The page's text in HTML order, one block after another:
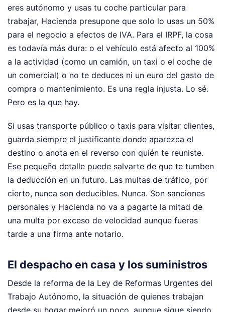
eres autónomo y usas tu coche particular para
trabajar, Hacienda presupone que solo lo usas un 50%
para el negocio a efectos de IVA. Para el IRPF, la cosa
es todavía más dura: o el vehículo está afecto al 100%
a la actividad (como un camión, un taxi o el coche de
un comercial) o no te deduces ni un euro del gasto de
compra o mantenimiento. Es una regla injusta. Lo sé.
Pero es la que hay.
Si usas transporte público o taxis para visitar clientes,
guarda siempre el justificante donde aparezca el
destino o anota en el reverso con quién te reuniste.
Ese pequeño detalle puede salvarte de que te tumben
la deducción en un futuro. Las multas de tráfico, por
cierto, nunca son deducibles. Nunca. Son sanciones
personales y Hacienda no va a pagarte la mitad de
una multa por exceso de velocidad aunque fueras
tarde a una firma ante notario.
El despacho en casa y los suministros
Desde la reforma de la Ley de Reformas Urgentes del
Trabajo Autónomo, la situación de quienes trabajan